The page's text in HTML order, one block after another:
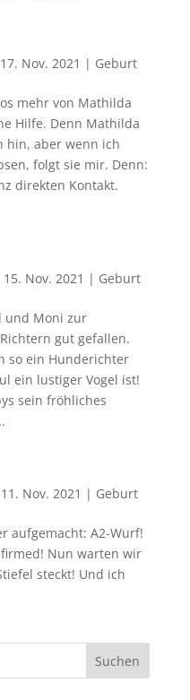
Nov. 2021 | Geburt
mehr von Mathilda
Hilfe. Denn Mathilda
hin, aber wenn ich
folgt sie mir. Denn:
direkten Kontakt.
Nov. 2021 | Geburt
und Moni zur
gut gefallen.
so ein Hunderichter
ein lustiger Vogel ist!
sein fröhliches
Nov. 2021 | Geburt
aufgemacht: A2-Wurf!
Nun warten wir
steckt! Und ich